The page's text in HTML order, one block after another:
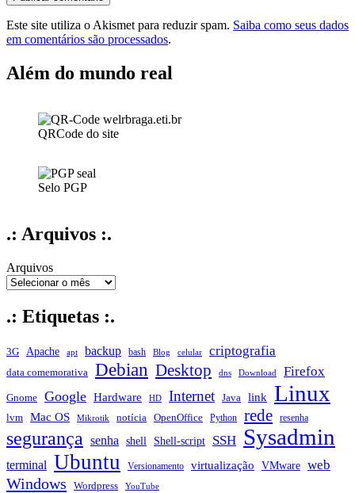
Este site utiliza o Akismet para reduzir spam. Saiba como seus dados
em comentários são processados.
Além do mundo real
QRCode do site
Selo PGP
.: Arquivos :.
Arquivos
.: Etiquetas :.
3G Apache apt backup bash Blog celular criptografia
data comemorativa Debian Desktop dns Download Firefox
Gnome Google Hardware HD Internet Java link Linux
lvm Mac OS Mikrotik notícia OpenOffice Python rede resenha
segurança senha shell Shell-script SSH Sysadmin
terminal Ubuntu Versionamento virtualização VMware web
Windows Wordpress YouTube